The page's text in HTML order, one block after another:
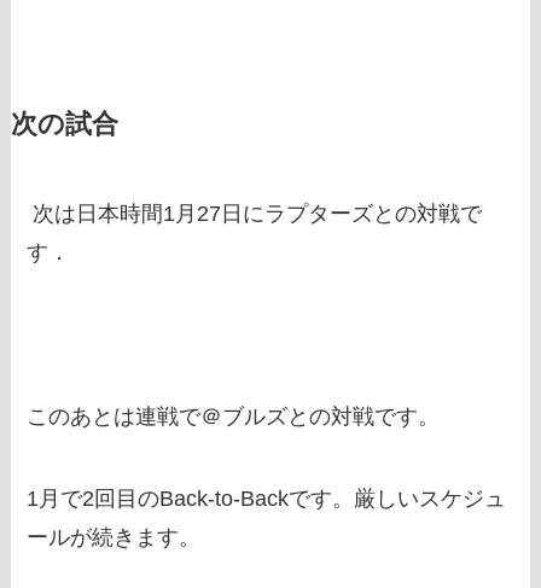
次の試合
次は日本時間1月27日にラプターズとの対戦で
す．
このあとは連戦で＠ブルズとの対戦です。
1月で2回目のBack-to-Backです。厳しいスケジュ
ールが続きます。